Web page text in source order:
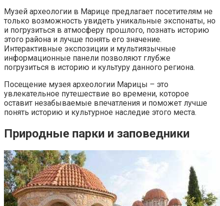
Музей археологии в Марице предлагает посетителям не
только возможность увидеть уникальные экспонаты, но
и погрузиться в атмосферу прошлого, познать историю
этого района и лучше понять его значение.
Интерактивные экспозиции и мультиязычные
информационные панели позволяют глубже
погрузиться в историю и культуру данного региона.
Посещение музея археологии Марицы – это
увлекательное путешествие во времени, которое
оставит незабываемые впечатления и поможет лучше
понять историю и культурное наследие этого места.
Природные парки и заповедники